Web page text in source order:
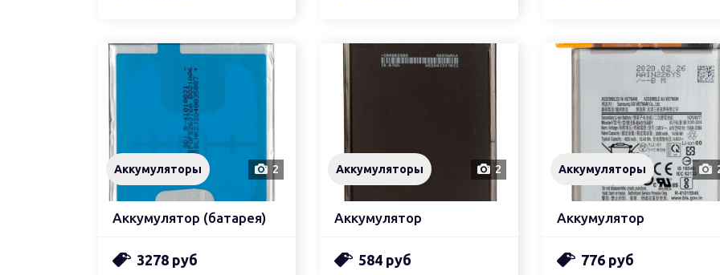
Аккумулятор (батарея)
Аккумуляторы 2
3278 руб
Аккумулятор
Аккумуляторы 2
584 руб
Аккумулятор
Аккумуляторы
776 руб